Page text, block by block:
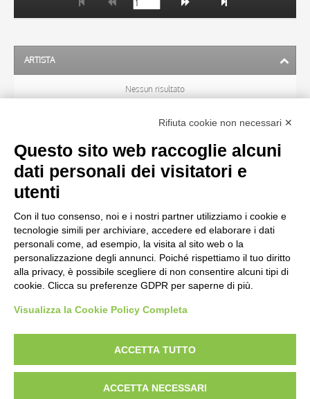
ARTISTA
Nessun risultato
OGGETTO
LOCALIZZAZIONE
CRONOLOGIA
diritto d’autore, legge 22 aprile 1941 n. 633. I diritti degli autori, degli artisti e
dei fotografi che hanno realizzato le opere e le immagini, degli enti e delle
istituzioni che ne sono proprietari, sono riservati. Si vieta quindi la
Rifiuta cookie non necessari ✕
Questo sito web raccoglie alcuni
dati personali dei visitatori e
utenti
Con il tuo consenso, noi e i nostri partner utilizziamo i cookie e
tecnologie simili per archiviare, accedere ed elaborare i dati
personali come, ad esempio, la visita al sito web o la
personalizzazione degli annunci. Poiché rispettiamo il tuo diritto
alla privacy, è possibile scegliere di non consentire alcuni tipi di
cookie. Clicca su preferenze GDPR per saperne di più.
Visualizza la Cookie Policy Completa
ACCETTA TUTTO
ACCETTA NECESSARI